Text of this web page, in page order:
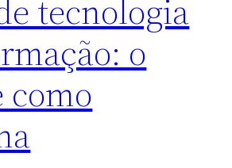
tecnologia
o
como